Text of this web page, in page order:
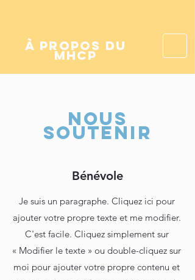
à propos du
mhcp
NOUS
SOUTENIR
Bénévole
Je suis un paragraphe. Cliquez ici pour
ajouter votre propre texte et me modifier.
C'est facile. Cliquez simplement sur
« Modifier le texte » ou double-cliquez sur
moi pour ajouter votre propre contenu et